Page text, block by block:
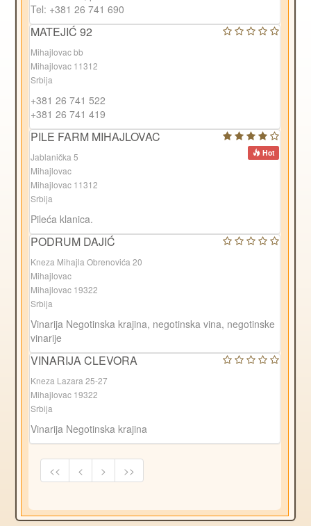
Tel: +381 26 741 690
MATEJIĆ 92
Mihajlovac bb
Mihajlovac 11312
Srbija
+381 26 741 522
+381 26 741 419
Hot
PILE FARM MIHAJLOVAC
Jablanička 5
Mihajlovac
Mihajlovac 11312
Srbija
Pileća klanica.
PODRUM DAJIĆ
Kneza Mihajla Obrenovića 20
Mihajlovac
Mihajlovac 19322
Srbija
Vinarija Negotinska krajina, negotinska vina, negotinske
vinarije
VINARIJA CLEVORA
Kneza Lazara 25-27
Mihajlovac 19322
Srbija
Vinarija Negotinska krajina
<< < > >>